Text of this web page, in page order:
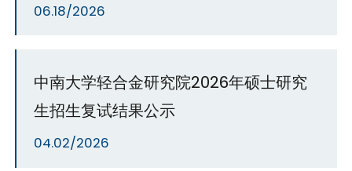
06.18/2026
中南大学轻合金研究院2026年硕士研究
生招生复试结果公示
04.02/2026